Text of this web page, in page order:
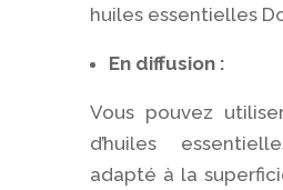
huiles essentielles
En diffusion :
Vous pouvez
d’huiles
adapté à la